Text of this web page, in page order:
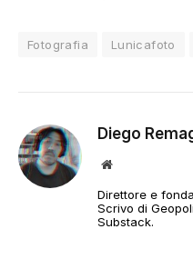
Fotografia Lunicafoto
Diego
Sito
Direttore e
Scrivo di
Substack.